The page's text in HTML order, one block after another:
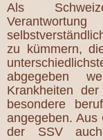
Als
zu kümmern,
abgegeben
Krankheiten
besondere
angegeben. Aus
der SSV